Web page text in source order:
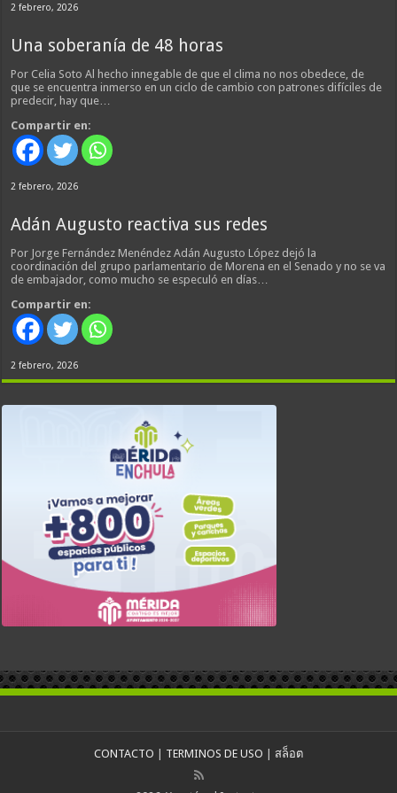
2 febrero, 2026
Una soberanía de 48 horas
Por Celia Soto Al hecho innegable de que el clima no nos obedece, de
que se encuentra inmerso en un ciclo de cambio con patrones difíciles de
predecir, hay que…
Compartir en:
2 febrero, 2026
Adán Augusto reactiva sus redes
Por Jorge Fernández Menéndez Adán Augusto López dejó la
coordinación del grupo parlamentario de Morena en el Senado y no se va
de embajador, como mucho se especuló en días…
Compartir en:
2 febrero, 2026
CONTACTO TERMINOS DE USO สล็อต